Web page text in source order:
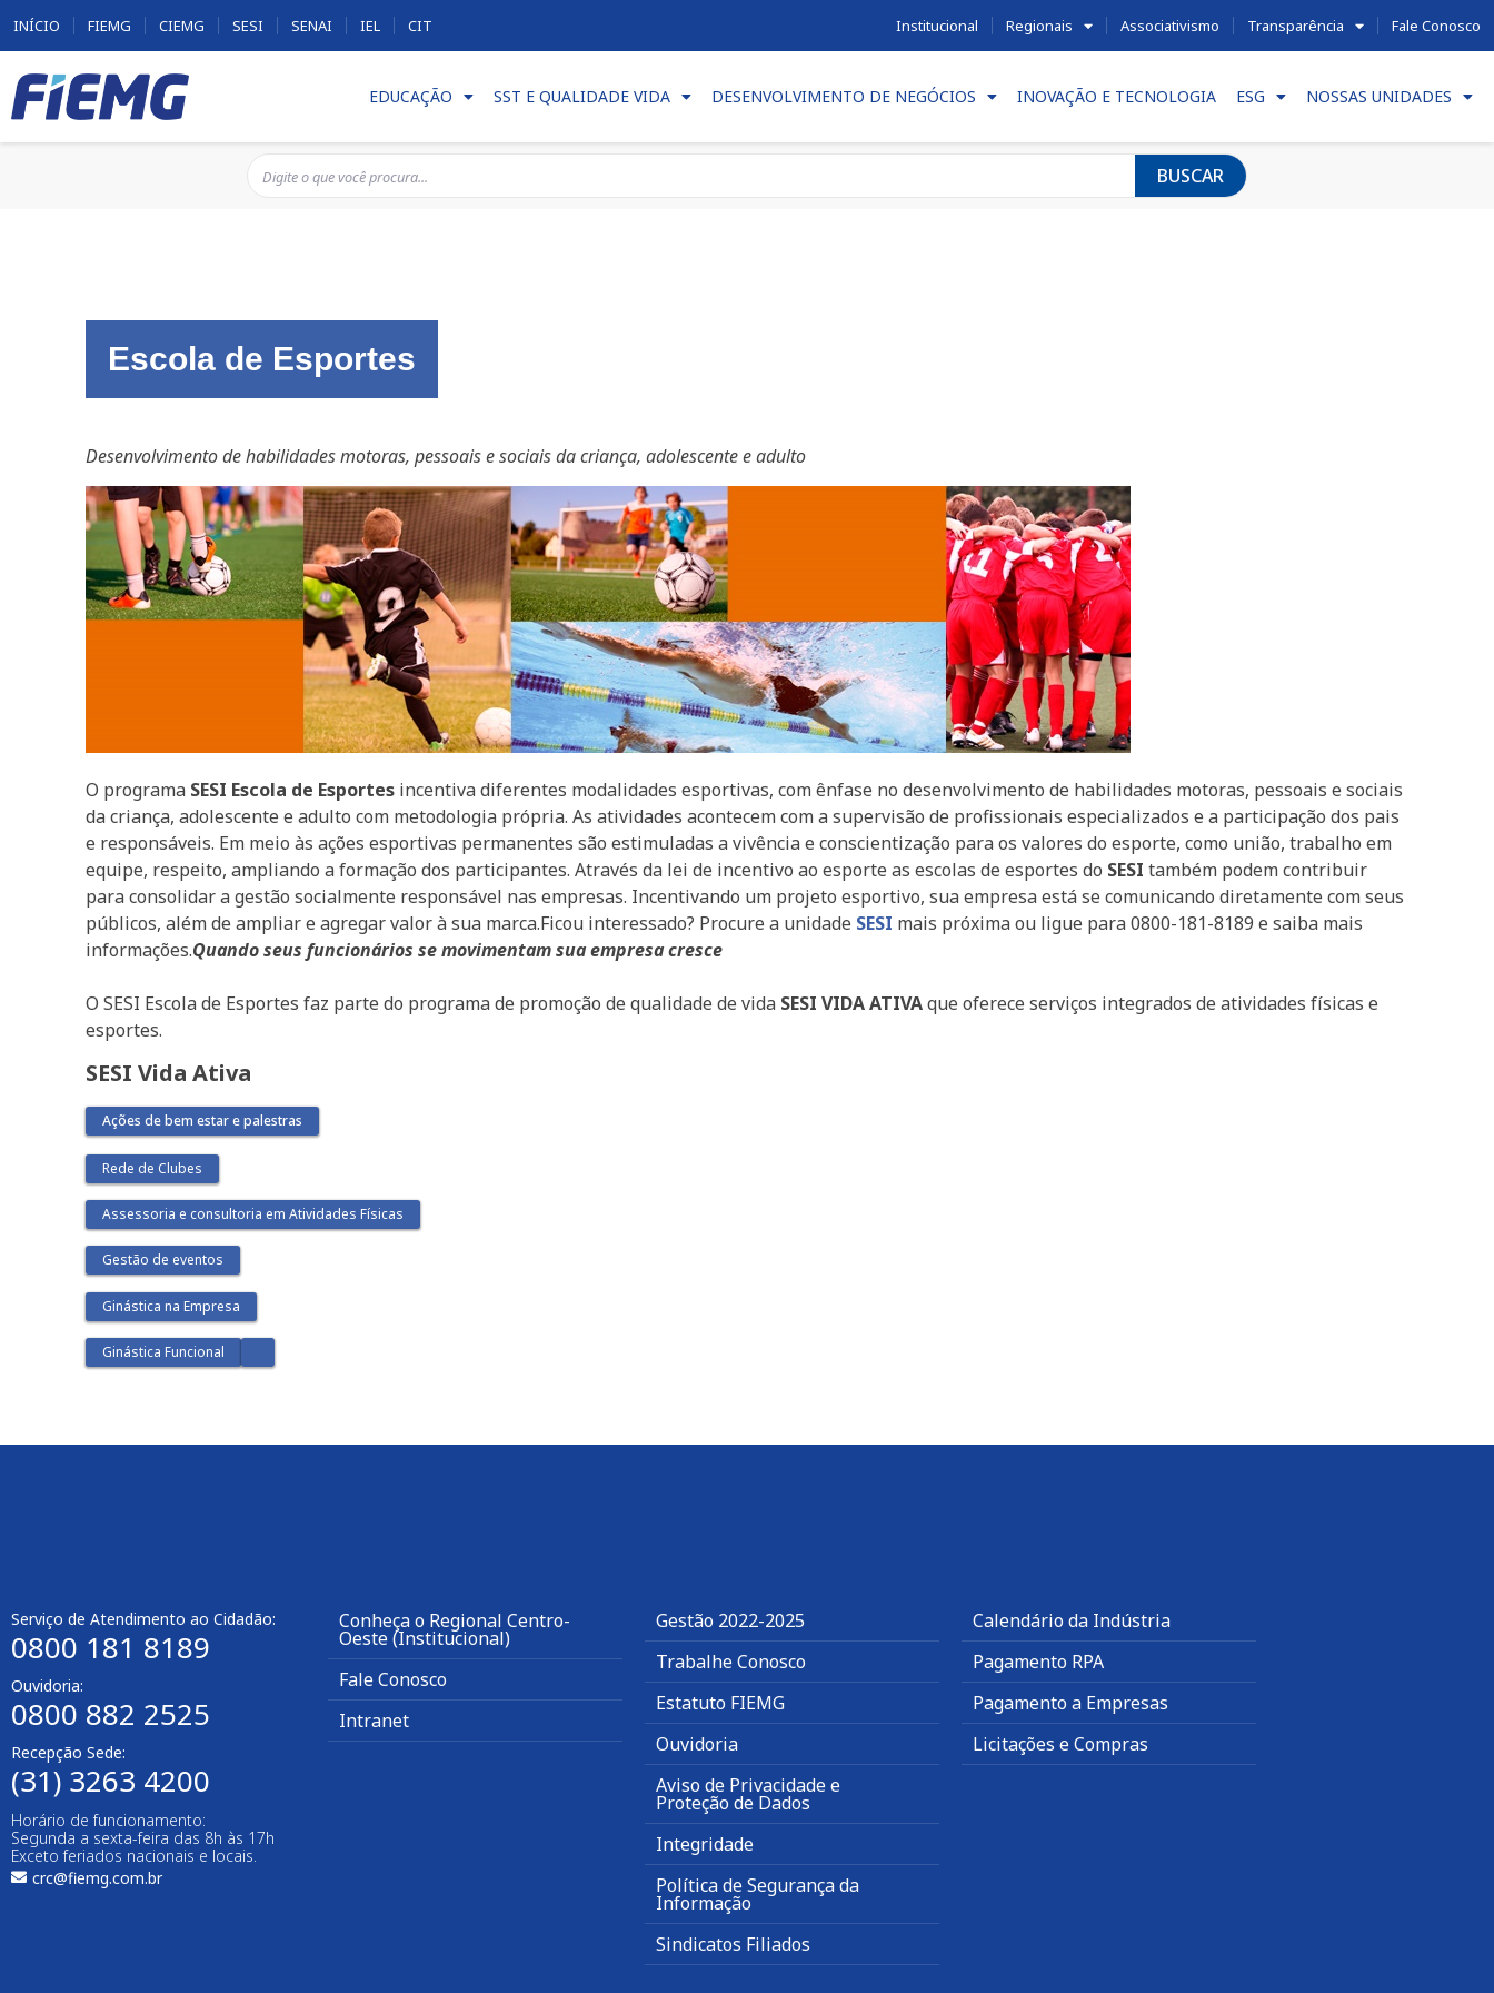
INÍCIO FIEMG CIEMG SESI SENAI IEL CIT Institucional Regionais Associativismo Transparência Fale Conosco
EDUCAÇÃO SST E QUALIDADE VIDA DESENVOLVIMENTO DE NEGÓCIOS INOVAÇÃO E TECNOLOGIA ESG NOSSAS UNIDADES
BUSCAR
Escola de Esportes
Desenvolvimento de habilidades motoras, pessoais e sociais da criança, adolescente e adulto
O programa SESI Escola de Esportes incentiva diferentes modalidades esportivas, com ênfase no desenvolvimento de habilidades motoras, pessoais e sociais
da criança, adolescente e adulto com metodologia própria. As atividades acontecem com a supervisão de profissionais especializados e a participação dos pais
e responsáveis. Em meio às ações esportivas permanentes são estimuladas a vivência e conscientização para os valores do esporte, como união, trabalho em
equipe, respeito, ampliando a formação dos participantes. Através da lei de incentivo ao esporte as escolas de esportes do SESI também podem contribuir
para consolidar a gestão socialmente responsável nas empresas. Incentivando um projeto esportivo, sua empresa está se comunicando diretamente com seus
públicos, além de ampliar e agregar valor à sua marca.Ficou interessado? Procure a unidade SESI mais próxima ou ligue para 0800-181-8189 e saiba mais
informações.Quando seus funcionários se movimentam sua empresa cresce
O SESI Escola de Esportes faz parte do programa de promoção de qualidade de vida SESI VIDA ATIVAque oferece serviços integrados de atividades físicas e
esportes.
SESI Vida Ativa
Ações de bem estar e palestras
Rede de Clubes
Assessoria e consultoria em Atividades Físicas
Gestão de eventos
Ginástica na Empresa
Ginástica Funcional
Serviço de Atendimento ao Cidadão:
0800 181 8189
Ouvidoria:
0800 882 2525
Recepção Sede:
(31) 3263 4200
Horário de funcionamento:
Segunda a sexta-feira das 8h às 17h
Exceto feriados nacionais e locais.
crc@fiemg.com.br
Conheça o Regional Centro-
Oeste (Institucional)
Fale Conosco
Intranet
Gestão 2022-2025
Trabalhe Conosco
Estatuto FIEMG
Ouvidoria
Aviso de Privacidade e
Proteção de Dados
Integridade
Política de Segurança da
Informação
Sindicatos Filiados
Calendário da Indústria
Pagamento RPA
Pagamento a Empresas
Licitações e Compras